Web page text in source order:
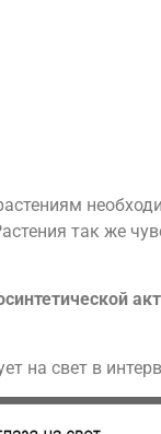
так же
на свет в